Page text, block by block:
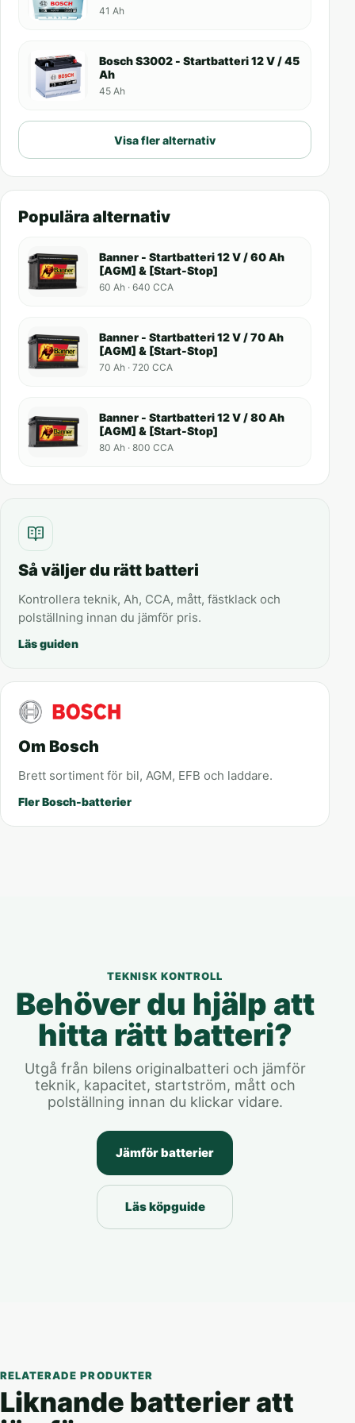
41 Ah
Bosch S3002 - Startbatteri 12 V / 45
Ah
45 Ah
Visa fler alternativ
Populära alternativ
Banner - Startbatteri 12 V / 60 Ah
[AGM] & [Start-Stop]
60 Ah · 640 CCA
Banner - Startbatteri 12 V / 70 Ah
[AGM] & [Start-Stop]
70 Ah · 720 CCA
Banner - Startbatteri 12 V / 80 Ah
[AGM] & [Start-Stop]
80 Ah · 800 CCA
Så väljer du rätt batteri
Kontrollera teknik, Ah, CCA, mått, fästklack och
polställning innan du jämför pris.
Läs guiden
Om Bosch
Brett sortiment för bil, AGM, EFB och laddare.
Fler Bosch-batterier
TEKNISK KONTROLL
Behöver du hjälp att
hitta rätt batteri?
Utgå från bilens originalbatteri och jämför
teknik, kapacitet, startström, mått och
polställning innan du klickar vidare.
Jämför batterier
Läs köpguide
RELATERADE PRODUKTER
Liknande batterier att